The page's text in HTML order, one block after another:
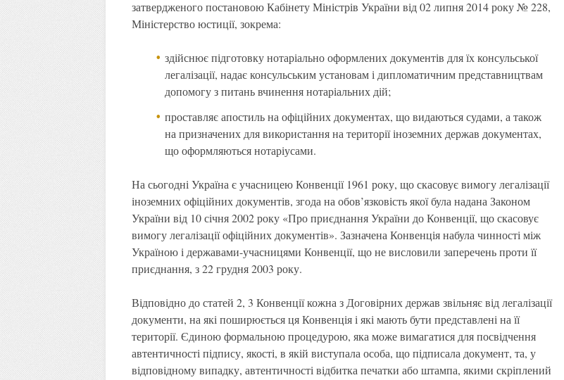
затвердженого постановою Кабінету Міністрів України від 02 липня 2014 року № 228,
Міністерство юстиції, зокрема:
здійснює підготовку нотаріально оформлених документів для їх консульської
легалізації, надає консульським установам і дипломатичним представництвам
допомогу з питань вчинення нотаріальних дій;
проставляє апостиль на офіційних документах, що видаються судами, а також
на призначених для використання на території іноземних держав документах,
що оформляються нотаріусами.
На сьогодні Україна є учасницею Конвенції 1961 року, що скасовує вимогу легалізації
іноземних офіційних документів, згода на обов’язковість якої була надана Законом
України від 10 січня 2002 року «Про приєднання України до Конвенції, що скасовує
вимогу легалізації офіційних документів». Зазначена Конвенція набула чинності між
Україною і державами-учасницями Конвенції, що не висловили заперечень проти її
приєднання, з 22 грудня 2003 року.
Відповідно до статей 2, 3 Конвенції кожна з Договірних держав звільняє від легалізації
документи, на які поширюється ця Конвенція і які мають бути представлені на її
території. Єдиною формальною процедурою, яка може вимагатися для посвідчення
автентичності підпису, якості, в якій виступала особа, що підписала документ, та, у
відповідному випадку, автентичності відбитка печатки або штампа, якими скріплений